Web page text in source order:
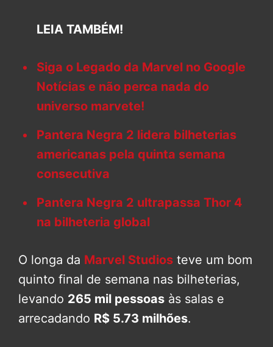
LEIA TAMBÉM!
Siga o Legado da Marvel no Google
Notícias e não perca nada do
universo marvete!
Pantera Negra 2 lidera bilheterias
americanas pela quinta semana
consecutiva
Pantera Negra 2 ultrapassa Thor 4
na bilheteria global
O longa da Marvel Studios teve um bom
quinto final de semana nas bilheterias,
levando 265 mil pessoas às salas e
arrecadando R$ 5.73 milhões.